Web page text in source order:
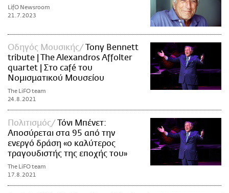
LifO Newsroom
21.7.2023
Οδηγός Μουσικής
Tony Bennett
tribute | The Alexandros Affolter
quartet | Στο café του
Νομισματικού Μουσείου
The LiFO team
24.8.2021
Πολιτισμός
Τόνι Μπένετ:
Αποσύρεται στα 95 από την
ενεργό δράση «ο καλύτερος
τραγουδιστής της εποχής του»
The LiFO team
17.8.2021